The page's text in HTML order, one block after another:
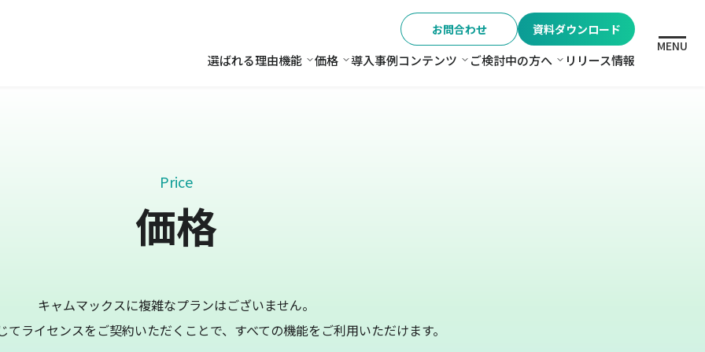
お問合わせ 資料ダウンロード
選ばれる理由機能 機能
価格 価格
導入事例コンテンツ コンテンツ
ご検討中の方へ ご検討中の方へ
リリース情報
MENU
Price
価格
キャムマックスに複雑なプランはございません。
てライセンスをご契約いただくことで、すべての機能をご利用いただけます。